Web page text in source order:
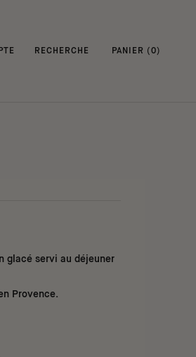
RECHERCHE PANIER ( 0)
glacé servi au déjeuner
Provence.